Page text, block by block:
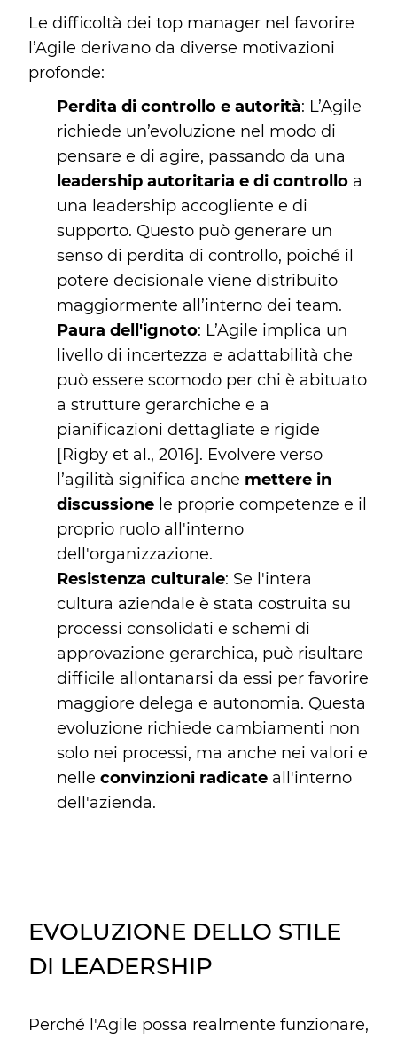
Le difficoltà dei top manager nel favorire
l’Agile derivano da diverse motivazioni
profonde:
Perdita di controllo e autorità: L’Agile
richiede un’evoluzione nel modo di
pensare e di agire, passando da una
leadership autoritaria e di controllo a
una leadership accogliente e di
supporto. Questo può generare un
senso di perdita di controllo, poiché il
potere decisionale viene distribuito
maggiormente all’interno dei team.
Paura dell'ignoto: L’Agile implica un
livello di incertezza e adattabilità che
può essere scomodo per chi è abituato
a strutture gerarchiche e a
pianificazioni dettagliate e rigide
[Rigby et al., 2016]. Evolvere verso
l’agilità significa anche mettere in
discussione le proprie competenze e il
proprio ruolo all'interno
dell'organizzazione.
Resistenza culturale: Se l'intera
cultura aziendale è stata costruita su
processi consolidati e schemi di
approvazione gerarchica, può risultare
difficile allontanarsi da essi per favorire
maggiore delega e autonomia. Questa
evoluzione richiede cambiamenti non
solo nei processi, ma anche nei valori e
nelle convinzioni radicate all'interno
dell'azienda.
EVOLUZIONE DELLO STILE
DI LEADERSHIP
Perché l'Agile possa realmente funzionare,